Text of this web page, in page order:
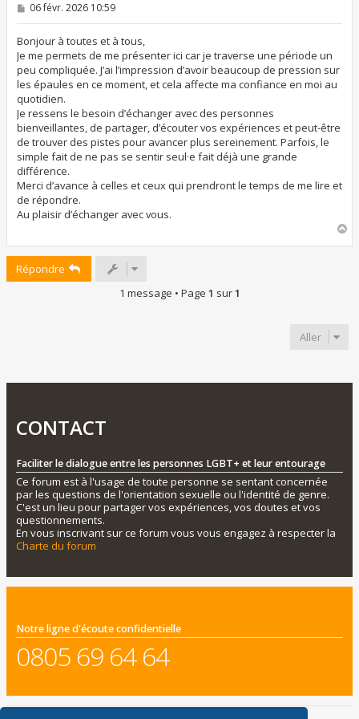
M
s
a
g
e
06 févr. 2026 10:59
Bonjour à toutes et à tous,
Je me permets de me présenter ici car je traverse une période un
peu compliquée. J’ai l’impression d’avoir beaucoup de pression sur
les épaules en ce moment, et cela affecte ma confiance en moi au
quotidien.
Je ressens le besoin d’échanger avec des personnes
bienveillantes, de partager, d’écouter vos expériences et peut-être
de trouver des pistes pour avancer plus sereinement. Parfois, le
simple fait de ne pas se sentir seul·e fait déjà une grande
différence.
Merci d’avance à celles et ceux qui prendront le temps de me lire et
de répondre.
Au plaisir d’échanger avec vous.
Répondre
1 message • Page 1 sur1
Aller
CONTACT
Faciliter le dialogue entre les personnes LGBT+ et leur entourage
Ce forum est à l'usage de toute personne se sentant concernée
par les questions de l'orientation sexuelle ou l'identité de genre.
C'est un lieu pour partager vos expériences, vos doutes et vos
questionnements.
En vous inscrivant sur ce forum vous vous engagez à respecter la
Charte du forum
Notre ligne d'écoute confidentielle
0805 69 64 64